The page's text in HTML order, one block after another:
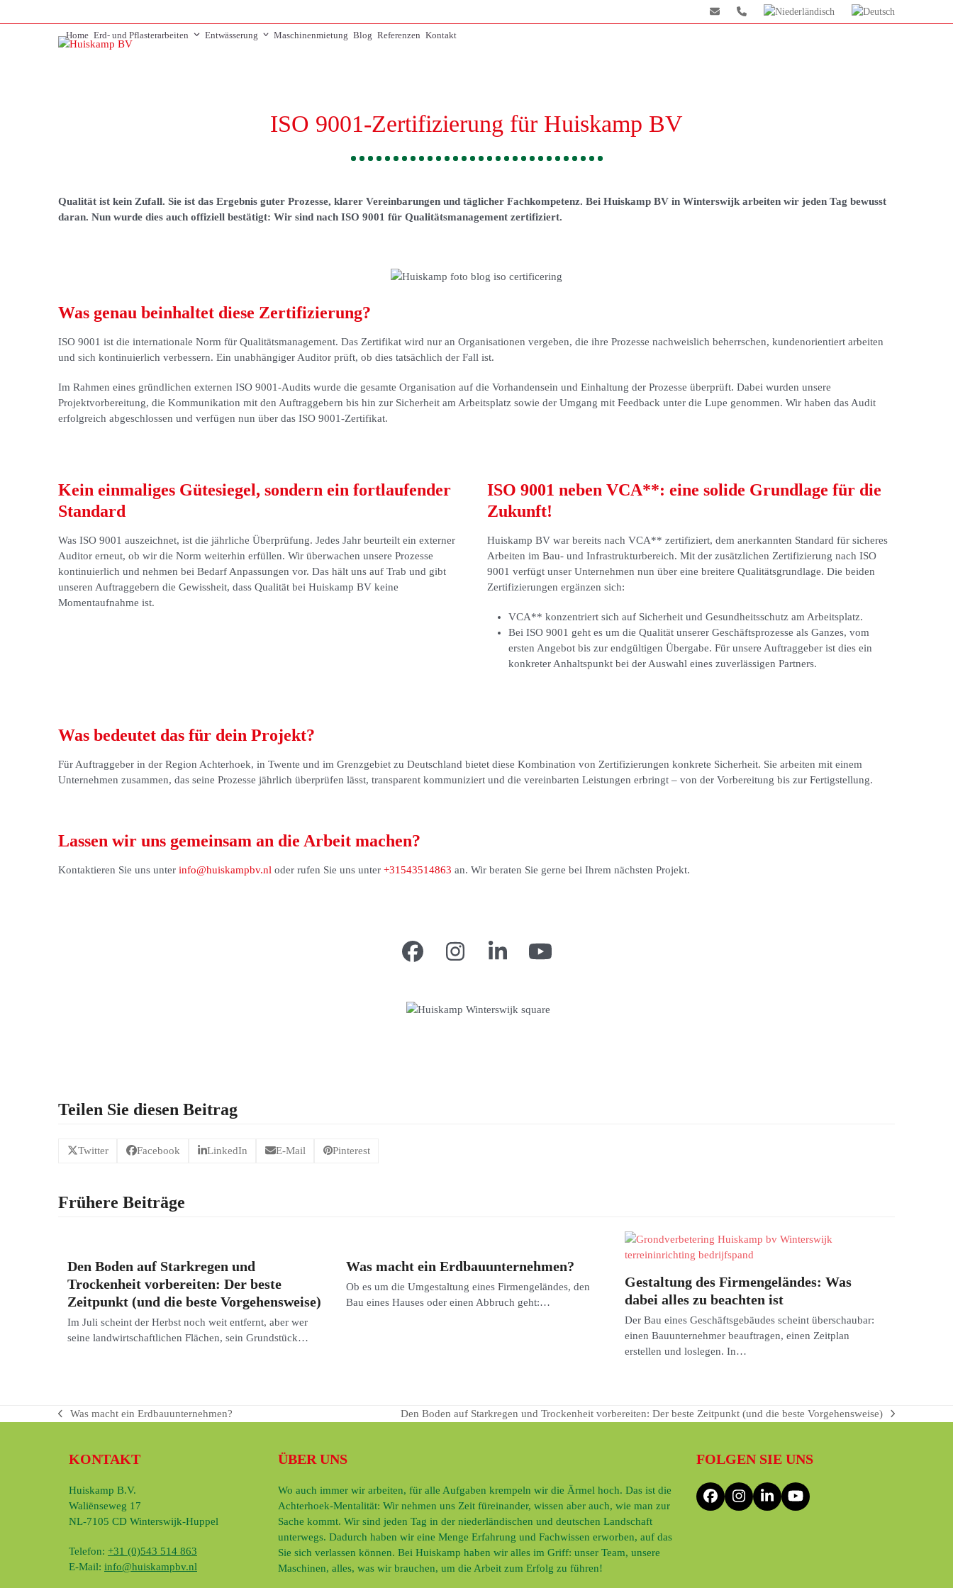
to
Home Erd- und Pflasterarbeiten Entwässerung Maschinenmietung Blog Referenzen Kontakt
ISO 9001-Zertifizierung für Huiskamp BV
Qualität ist kein Zufall. Sie ist das Ergebnis guter Prozesse, klarer Vereinbarungen und täglicher Fachkompetenz. Bei Huiskamp BV in Winterswijk arbeiten wir jeden Tag bewusst
daran. Nun wurde dies auch offiziell bestätigt: Wir sind nach ISO 9001 für Qualitätsmanagement zertifiziert.
Was genau beinhaltet diese Zertifizierung?
ISO 9001 ist die internationale Norm für Qualitätsmanagement. Das Zertifikat wird nur an Organisationen vergeben, die ihre Prozesse nachweislich beherrschen, kundenorientiert arbeiten
und sich kontinuierlich verbessern. Ein unabhängiger Auditor prüft, ob dies tatsächlich der Fall ist.
Im Rahmen eines gründlichen externen ISO 9001-Audits wurde die gesamte Organisation auf die Vorhandensein und Einhaltung der Prozesse überprüft. Dabei wurden unsere
Projektvorbereitung, die Kommunikation mit den Auftraggebern bis hin zur Sicherheit am Arbeitsplatz sowie der Umgang mit Feedback unter die Lupe genommen. Wir haben das Audit
erfolgreich abgeschlossen und verfügen nun über das ISO 9001-Zertifikat.
Kein einmaliges Gütesiegel, sondern ein fortlaufender
Standard
Was ISO 9001 auszeichnet, ist die jährliche Überprüfung. Jedes Jahr beurteilt ein externer
Auditor erneut, ob wir die Norm weiterhin erfüllen. Wir überwachen unsere Prozesse
kontinuierlich und nehmen bei Bedarf Anpassungen vor. Das hält uns auf Trab und gibt
unseren Auftraggebern die Gewissheit, dass Qualität bei Huiskamp BV keine
Momentaufnahme ist.
ISO 9001 neben VCA**: eine solide Grundlage für die
Zukunft!
Huiskamp BV war bereits nach VCA** zertifiziert, dem anerkannten Standard für sicheres
Arbeiten im Bau- und Infrastrukturbereich. Mit der zusätzlichen Zertifizierung nach ISO
9001 verfügt unser Unternehmen nun über eine breitere Qualitätsgrundlage. Die beiden
Zertifizierungen ergänzen sich:
VCA** konzentriert sich auf Sicherheit und Gesundheitsschutz am Arbeitsplatz.
Bei ISO 9001 geht es um die Qualität unserer Geschäftsprozesse als Ganzes, vom
ersten Angebot bis zur endgültigen Übergabe. Für unsere Auftraggeber ist dies ein
konkreter Anhaltspunkt bei der Auswahl eines zuverlässigen Partners.
Was bedeutet das für dein Projekt?
Für Auftraggeber in der Region Achterhoek, in Twente und im Grenzgebiet zu Deutschland bietet diese Kombination von Zertifizierungen konkrete Sicherheit. Sie arbeiten mit einem
Unternehmen zusammen, das seine Prozesse jährlich überprüfen lässt, transparent kommuniziert und die vereinbarten Leistungen erbringt – von der Vorbereitung bis zur Fertigstellung.
Lassen wir uns gemeinsam an die Arbeit machen?
Kontaktieren Sie uns unter info@huiskampbv.nl oder rufen Sie uns unter +31543514863 an. Wir beraten Sie gerne bei Ihrem nächsten Projekt.
FacebookInstagram
LinkedInYouTube
Teilen Sie diesen Beitrag
Twitter Facebook LinkedIn E-Mail Pinterest
Frühere Beiträge
Den Boden auf Starkregen und
Trockenheit vorbereiten: Der beste
Zeitpunkt (und die beste Vorgehensweise)
Im Juli scheint der Herbst noch weit entfernt, aber wer
seine landwirtschaftlichen Flächen, sein Grundstück…
Was macht ein Erdbauunternehmen?
Ob es um die Umgestaltung eines Firmengeländes, den
Bau eines Hauses oder einen Abbruch geht:…
Gestaltung des Firmengeländes: Was
dabei alles zu beachten ist
Der Bau eines Geschäftsgebäudes scheint überschaubar:
einen Bauunternehmer beauftragen, einen Zeitplan
erstellen und loslegen. In…
vorheriger
Was macht ein Erdbauunternehmen?
Nächster
Den Boden auf Starkregen und Trockenheit vorbereiten: Der beste Zeitpunkt (und die beste Vorgehensweise)
KONTAKT
Huiskamp B.V.
Waliënseweg 17
NL-7105 CD Winterswijk-Huppel
Telefon: +31 (0)543 514 863
E-Mail: info@huiskampbv.nl
ÜBER UNS
Wo auch immer wir arbeiten, für alle Aufgaben krempeln wir die Ärmel hoch. Das ist die
Achterhoek-Mentalität: Wir nehmen uns Zeit füreinander, wissen aber auch, wie man zur
Sache kommt. Wir sind jeden Tag in der niederländischen und deutschen Landschaft
unterwegs. Dadurch haben wir eine Menge Erfahrung und Fachwissen erworben, auf das
Sie sich verlassen können. Bei Huiskamp haben wir alles im Griff: unser Team, unsere
Maschinen, alles, was wir brauchen, um die Arbeit zum Erfolg zu führen!
FOLGEN SIE UNS
FacebookInstagram
LinkedInYouTube